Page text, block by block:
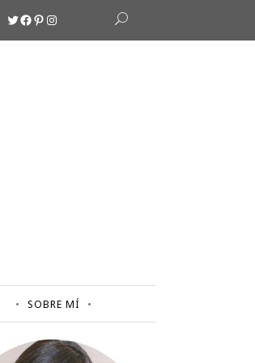
Twitter
Facebook
Pinterest
Instagram
SOBRE MÍ